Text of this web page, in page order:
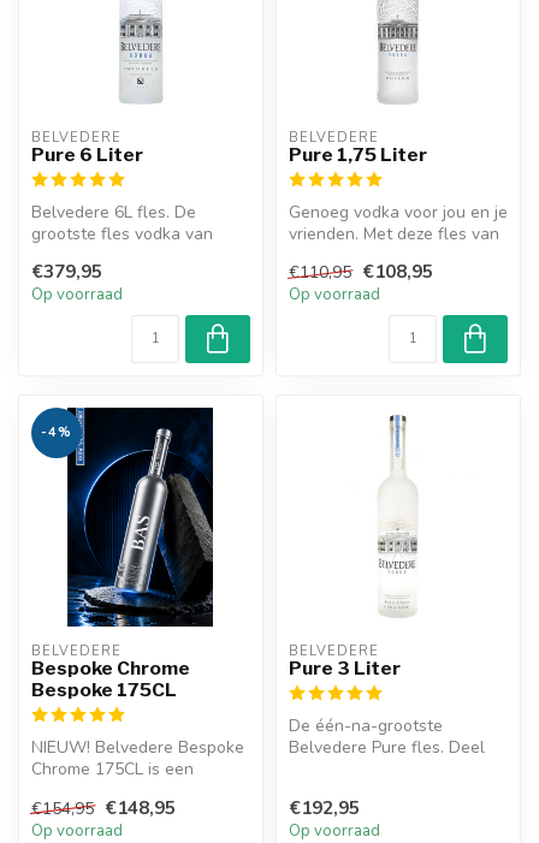
BELVEDERE
Pure 6 Liter
Belvedere 6L fles. De
grootste fles vodka van
fles met...
€379,95
Op voorraad
BELVEDERE
Pure 1,75 Liter
Genoeg vodka voor jou en je
vrienden. Met deze fles van
€110,95 €108,95
Op voorraad
-4%
BELVEDERE
Bespoke Chrome
Bespoke 175CL
NIEUW! Belvedere Bespoke
Chrome 175CL is een
Poolse rogge...
€154,95 €148,95
Op voorraad
BELVEDERE
Pure 3 Liter
De één-na-grootste
Belvedere Pure fles. Deel
€192,95
Op voorraad